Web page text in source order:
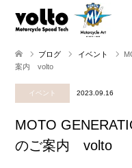
ブログ イベント
案内 volto
イベント 2023.09.16
MOTO
のご案内 volto